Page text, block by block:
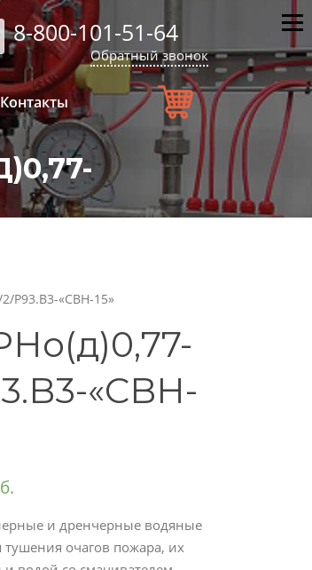
8-800-101-51-64
Обратный звонок
Контакты
P93.B3-«CBН-15»
«CBН-
и дренчерные водяные
очагов пожара, их